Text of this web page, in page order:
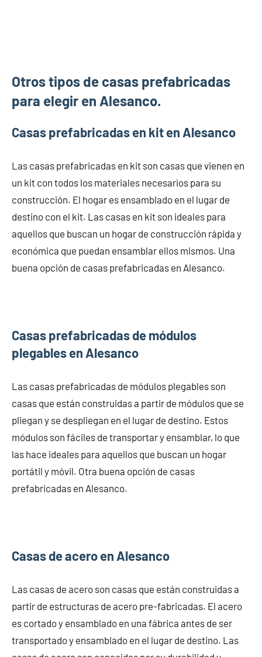
Otros tipos de casas prefabricadas
para elegir en Alesanco.
Casas prefabricadas en kit en Alesanco
Las casas prefabricadas en kit son casas que vienen en
un kit con todos los materiales necesarios para su
construcción. El hogar es ensamblado en el lugar de
destino con el kit. Las casas en kit son ideales para
aquellos que buscan un hogar de construcción rápida y
económica que puedan ensamblar ellos mismos. Una
buena opción de casas prefabricadas en Alesanco.
Casas prefabricadas de módulos
plegables en Alesanco
Las casas prefabricadas de módulos plegables son
casas que están construidas a partir de módulos que se
pliegan y se despliegan en el lugar de destino. Estos
módulos son fáciles de transportar y ensamblar, lo que
las hace ideales para aquellos que buscan un hogar
portátil y móvil. Otra buena opción de casas
prefabricadas en Alesanco.
Casas de acero en Alesanco
Las casas de acero son casas que están construidas a
partir de estructuras de acero pre-fabricadas. El acero
es cortado y ensamblado en una fábrica antes de ser
transportado y ensamblado en el lugar de destino. Las